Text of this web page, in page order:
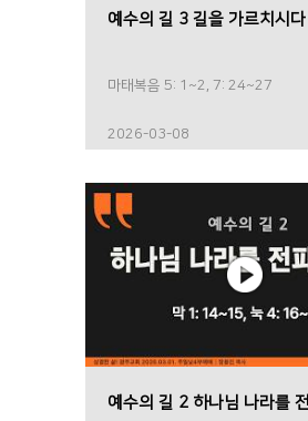
예수의 길 3 길을 가르치시다
마태복음 5: 1~2, 7: 24~27
2026-03-08
예수의 길 2 하나님 나라를